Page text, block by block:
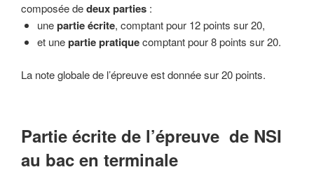
composée dedeux parties :
unepartie écrite, comptant pour 12 points sur 20,
et unepartie pratiquecomptant pour 8 points sur 20.
La note globale de l’épreuve est donnée sur 20 points.
Partie écrite de l’épreuve de NSI
au bac en terminale